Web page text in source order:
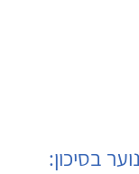
בסיכון: